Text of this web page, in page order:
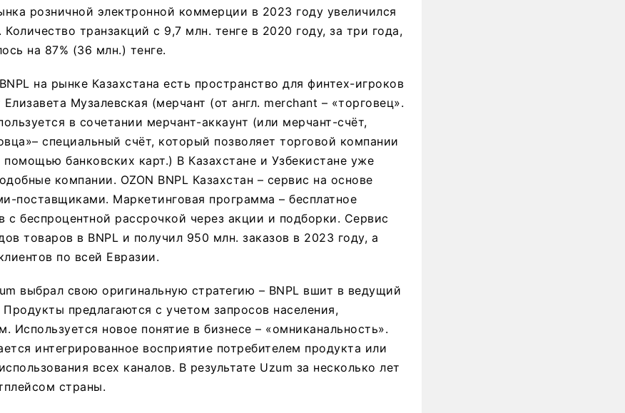
розничной электронной коммерции в 2023 году увеличился
транзакций с 9,7 млн. тенге в 2020 году, за три года,
на 87% (36 млн.) тенге.
на рынке Казахстана есть пространство для финтех-игроков
Музалевская (мерчант (от англ. merchant – «торговец».
в сочетании мерчант-аккаунт (или мерчант-счёт,
специальный счёт, который позволяет торговой компании
банковских карт.) В Казахстане и Узбекистане уже
компании. OZON BNPL Казахстан – сервис на основе
поставщиками. Маркетинговая программа – бесплатное
с беспроцентной рассрочкой через акции и подборки. Сервис
товаров в BNPL и получил 950 млн. заказов в 2023 году, а
по всей Евразии.
выбрал свою оригинальную стратегию – BNPL вшит в ведущий
предлагаются с учетом запросов населения,
Используется новое понятие в бизнесе – «омниканальность».
интегрированное восприятие потребителем продукта или
всех каналов. В результате Uzum за несколько лет
страны.